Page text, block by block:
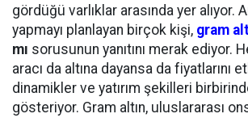
gördüğü varlıklar arasında yer alıyor.
yapmayı planlayan birçok kişi, gram
mı sorusunun yanıtını merak ediyor.
aracı da altına dayansa da fiyatlarını
dinamikler ve yatırım şekilleri
gösteriyor. Gram altın, uluslararası ons